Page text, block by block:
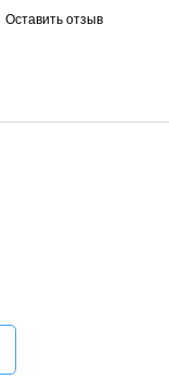
Оставить отзыв